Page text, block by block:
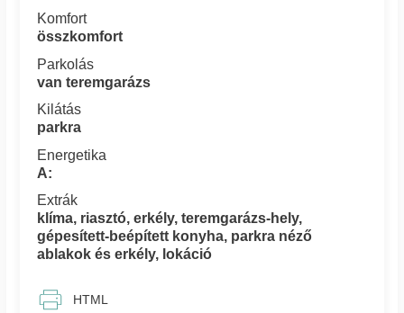
Komfort
összkomfort
Parkolás
van teremgarázs
Kilátás
parkra
Energetika
A:
Extrák
klíma, riasztó, erkély, teremgarázs-hely,
gépesített-beépített konyha, parkra néző
ablakok és erkély, lokáció
HTML